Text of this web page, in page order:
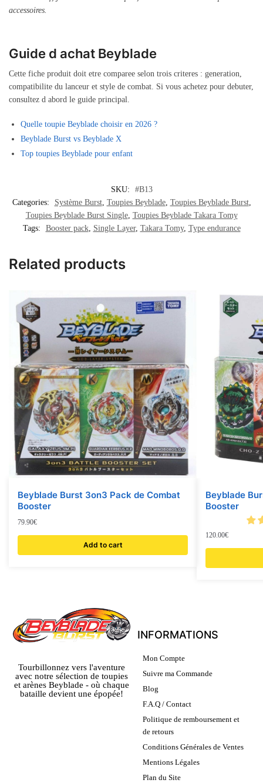
accessoires.
Guide d achat Beyblade
Cette fiche produit doit etre comparee selon trois criteres : generation,
compatibilite du lanceur et style de combat. Si vous achetez pour debuter,
consultez d abord le guide principal.
Quelle toupie Beyblade choisir en 2026 ?
Beyblade Burst vs Beyblade X
Top toupies Beyblade pour enfant
SKU:
#B13
Categories:
Système Burst, Toupies Beyblade, Toupies Beyblade Burst,
Toupies Beyblade Burst Single, Toupies Beyblade Takara Tomy
Tags:
Booster pack, Single Layer, Takara Tomy, Type endurance
Related products
Beyblade Burst 3on3 Pack de Combat
Booster
79.90€
Add to cart
Beyblade
Booster
120.00€
Tourbillonnez vers l'aventure
avec notre sélection de toupies
et arènes Beyblade - où chaque
bataille devient une épopée!
INFORMATIONS
Mon Compte
Suivre ma Commande
Blog
F.A.Q / Contact
Politique de remboursement et
de retours
Conditions Générales de Ventes
Mentions Légales
Plan du Site